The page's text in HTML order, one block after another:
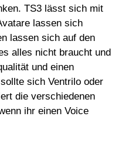
TS3 lässt sich mit
lassen sich
lassen sich auf den
alles nicht braucht und
und einen
sich Ventrilo oder
die verschiedenen
ihr einen Voice